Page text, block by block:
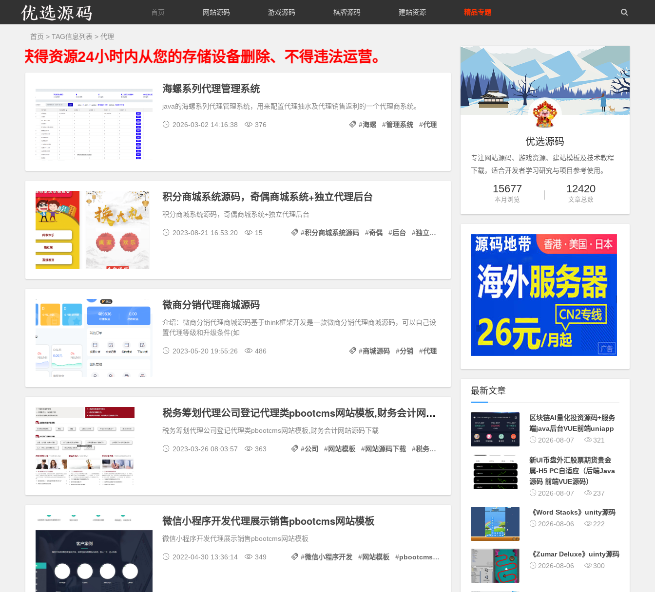
优
源
首页 网站源码 游戏源码 棋牌源码 建站资源 精品专题
首页 > TAG信息列表 > 代理
源24小时内从您的存储设备删除、不得违法运营。
海螺系列代理管理系统
java的海螺系列代理管理系统，用来配置代理抽水及代理销售返利的一个代理商系统。
2026-03-02 14:16:38 376 #海螺 #管理系统 #代理
积分商城系统源码，奇偶商城系统+独立代理后台
积分商城系统源码，奇偶商城系统+独立代理后台
2023-08-21 16:53:20 15 #积分商城系统源码 #奇偶 #后台 #独立 #
微商分销代理商城源码
介绍：微商分销代理商城源码基于think框架开发是一款微商分销代理商城源码，可以自己设
置代理等级和升级条件(如
2023-05-20 19:55:26 486 #商城源码 #分销 #代理
税务筹划代理公司登记代理类pbootcms网站模板,财务会计网站源码下载
税务筹划代理公司登记代理类pbootcms网站模板,财务会计网站源码下载
2023-03-26 08:03:57 363 #公司 #网站模板 #网站源码下载 #税务筹划
微信小程序开发代理展示销售pbootcms网站模板
微信小程序开发代理展示销售pbootcms网站模板
2022-04-30 13:36:14 349 #微信小程序开发 #网站模板 #pbootcms # 代理
优选源码
专注网站源码、游戏资源、建站模板及技术教程
下载，适合开发者学习研究与项目参考使用。
15677
本月浏览
12420
文章总数
最新文章
区块链AI量化投资源码+服务
端java后台VUE前端uniapp
2026-08-07
321
新UI币盘外汇股票期货贵金
属-H5 PC自适应（后端Java
源码 前端VUE源码）
2026-08-07
237
《Word Stacks》unity源码
2026-08-06
222
《Zumar Deluxe》uinty源码
2026-08-06
300